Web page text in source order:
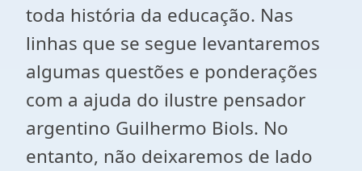
toda história da educação. Nas
linhas que se segue levantaremos
algumas questões e ponderações
com a ajuda do ilustre pensador
argentino Guilhermo Biols. No
entanto, não deixaremos de lado